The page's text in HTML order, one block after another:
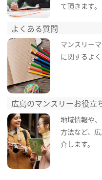
て頂きます。
よくある質問
マンスリー
に関するよ
広島のマンスリーお役立
地域情報や
方法など、
介します。